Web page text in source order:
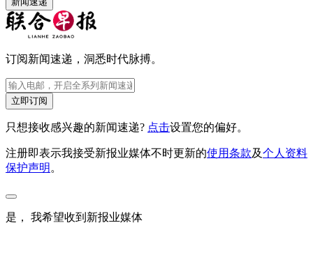
订阅新闻速递，洞悉时代脉搏。
立即订阅
只想接收感兴趣的新闻速递? 点击设置您的偏好。
注册即表示我接受新报业媒体不时更新的使用条款及个人资料
保护声明 。
是， 我希望收到新报业媒体